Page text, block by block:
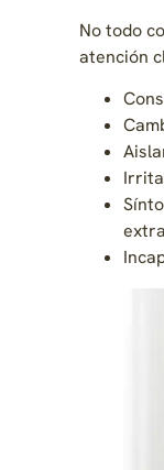
No todo
atención